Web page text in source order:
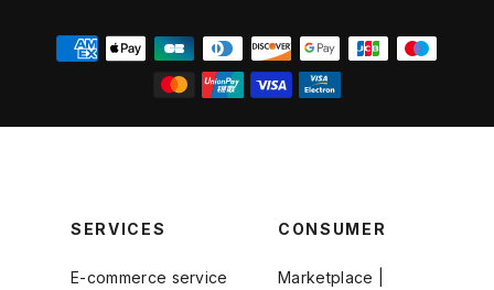
SERVICES
E-commerce service
CONSUMER
Marketplace |